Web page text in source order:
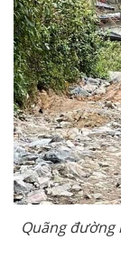
Quãng đường